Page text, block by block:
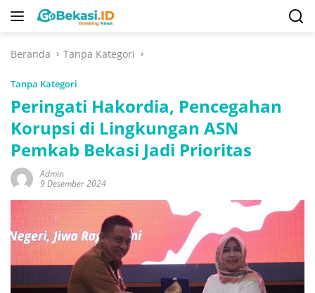
Langsung
Beranda
Tanpa Kategori
Tanpa Kategori
Peringati Hakordia, Pencegahan
Korupsi di Lingkungan ASN
Pemkab Bekasi Jadi Prioritas
Admin
9 Desember 2024